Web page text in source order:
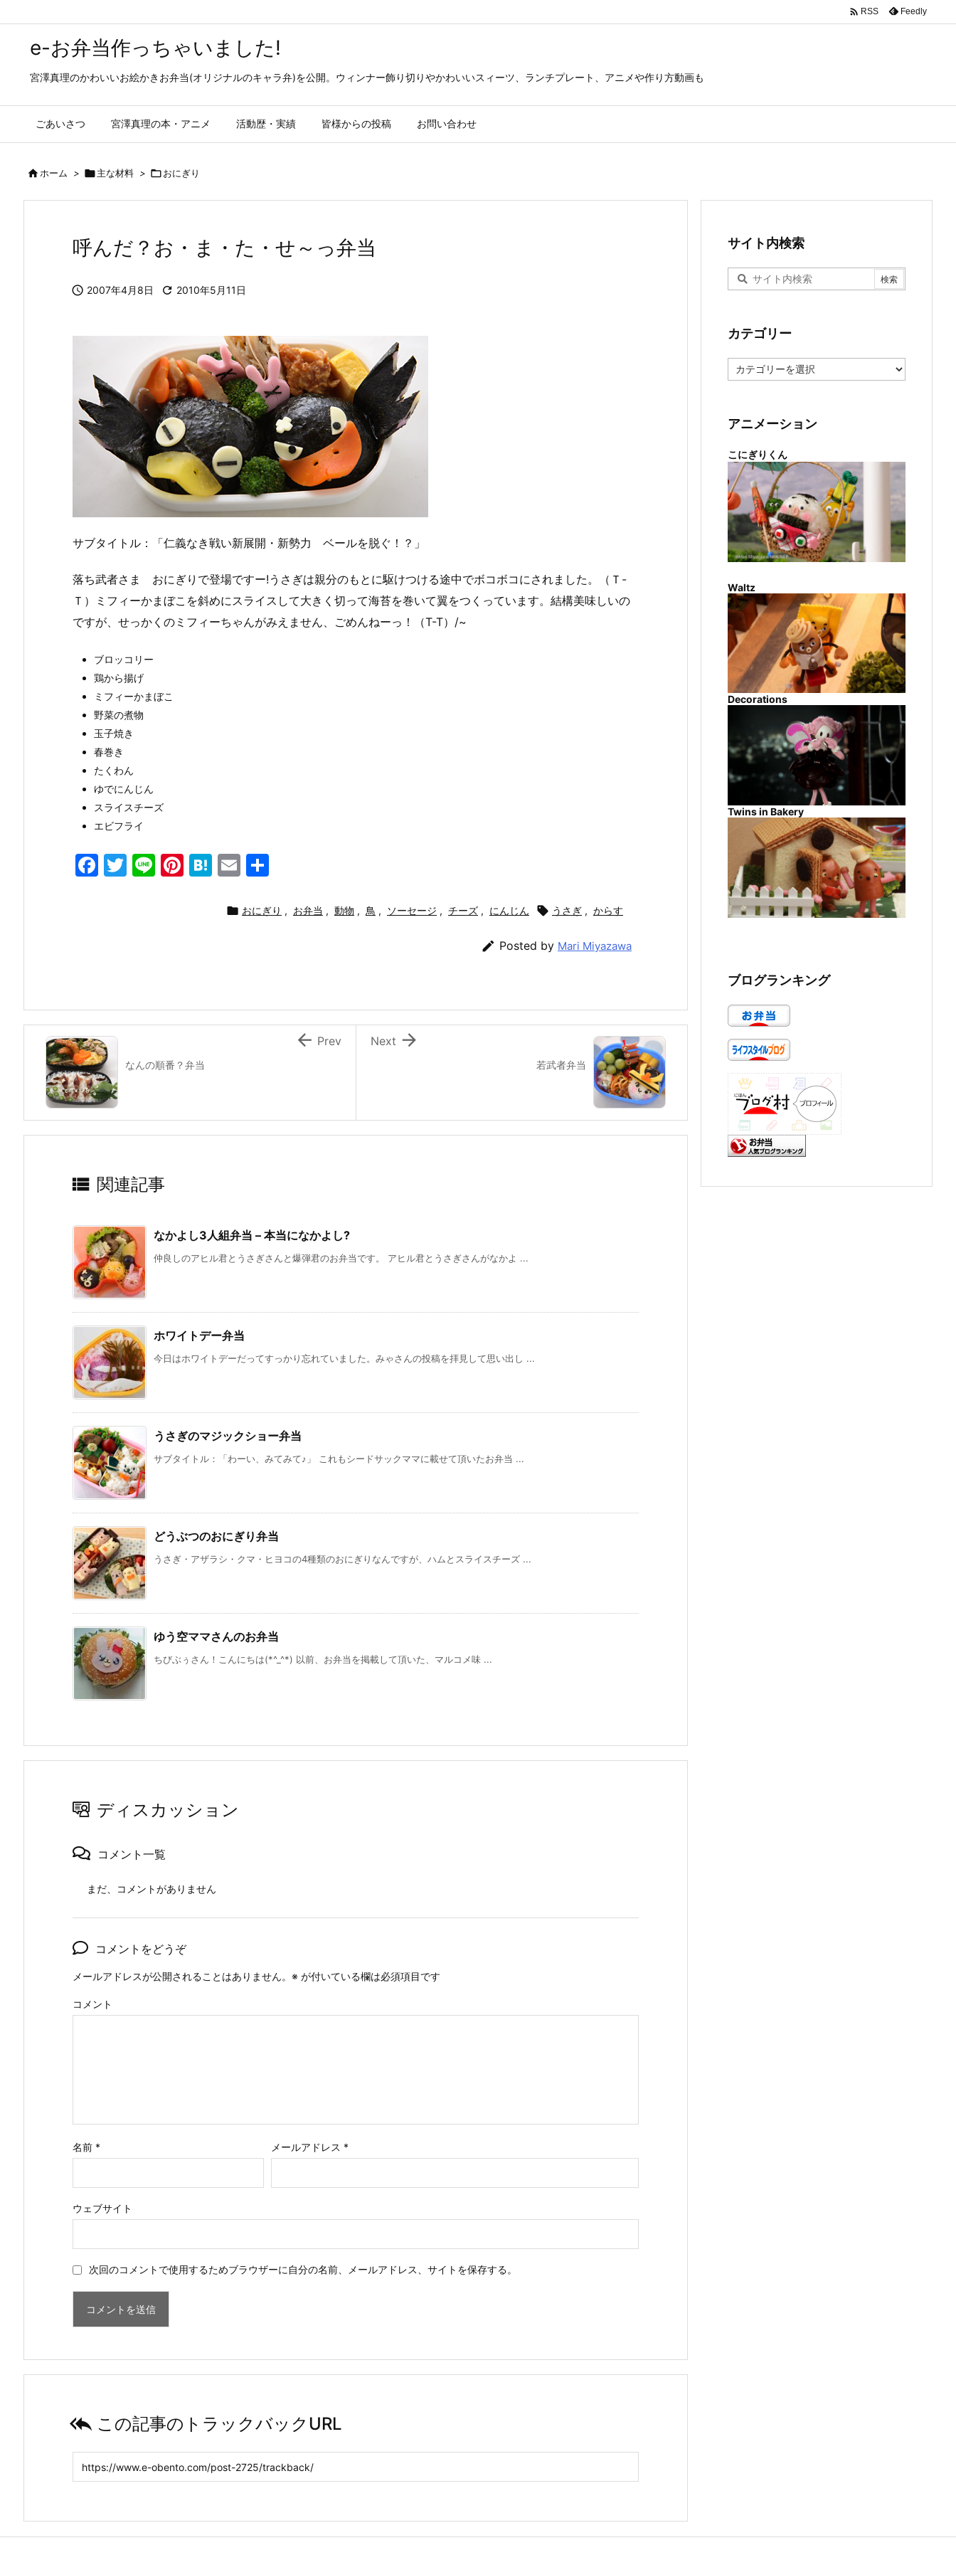
e-お弁当作っちゃいました!
宮澤真理のかわいいお絵かきお弁当(オリジナルのキャラ弁)を公開。ウィンナー飾り切りやかわいいスィーツ、ランチプレート、アニメや作り方動画も
ごあいさつ 宮澤真理の本・アニメ 活動歴・実績 皆様からの投稿 お問い合わせ
 RSS Feedly
ホーム > 主な材料 > おにぎり
呼んだ？お・ま・た・せ～っ弁当
 2007年4月8日  2010年5月11日
サブタイトル：「仁義なき戦い新展開・新勢力 ベールを脱ぐ！？」
落ち武者さま おにぎりで登場ですー!うさぎは親分のもとに駆けつける途中でボコボコにされました。（Ｔ-
Ｔ）ミフィーかまぼこを斜めにスライスして大きく切って海苔を巻いて翼をつくっています。結構美味しいの
ですが、せっかくのミフィーちゃんがみえません、ごめんねーっ！（T-T）/~
ブロッコリー
鶏から揚げ
ミフィーかまぼこ
野菜の煮物
玉子焼き
春巻き
たくわん
ゆでにんじん
スライスチーズ
エビフライ
F
k
T
Li Pi H
E
ai
 おにぎり , お弁当 , 動物 , 鳥 , ソーセージ , チーズ , にんじん  うさぎ , からす
 Posted by Mari Miyazawa
若武者弁当

Next
なんの順番？弁当
 Prev
 関連記事
なかよし3人組弁当 – 本当になかよし?
仲良しのアヒル君とうさぎさんと爆弾君のお弁当です。 アヒル君とうさぎさんがなかよ ...
ホワイトデー弁当
今日はホワイトデーだってすっかり忘れていました。みゃさんの投稿を拝見して思い出し ...
うさぎのマジックショー弁当
サブタイトル：「わーい、みてみて♪」 これもシードサックママに載せて頂いたお弁当 ...
どうぶつのおにぎり弁当
うさぎ・アザラシ・クマ・ヒヨコの4種類のおにぎりなんですが、ハムとスライスチーズ ...
ゆう空ママさんのお弁当
ちびぶぅさん！こんにちは(*^_^*) 以前、お弁当を掲載して頂いた、マルコメ味 ...
ディスカッション
コメント一覧
まだ、コメントがありません
コメントをどうぞ
メールアドレスが公開されることはありません。 ※ が付いている欄は必須項目です
コメント
名前 * メールアドレス *
ウェブサイト
次回のコメントで使用するためブラウザーに自分の名前、メールアドレス、サイトを保存する。
 この記事のトラックバックURL
サイト内検索
カテゴリー
テ
ー
アニメーション
こにぎりくん
Waltz
Decorations
Twins in Bakery
ブログランキング